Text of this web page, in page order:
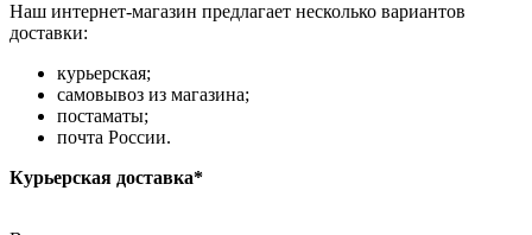
Наш интернет-магазин предлагает несколько вариантов
доставки:
курьерская;
самовывоз из магазина;
постаматы;
почта России.
Курьерская доставка*